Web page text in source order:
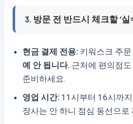
3. 방문 전 반드시 체크할 ‘실
현금 결제 전용: 키워스크 주
예 안 됩니다. 근처에 편의점
준비하세요.
영업 시간: 11시부터 16시까
장사는 안 하니 점심 동선으로